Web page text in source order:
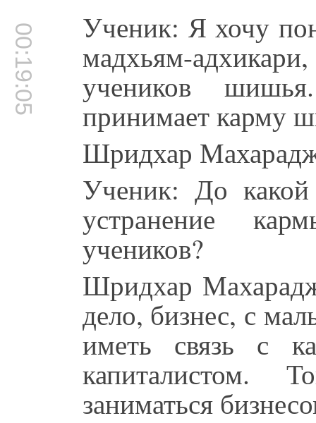
00:19:05 Ученик: Я хочу
мадхьям-
учеников
принимает карму
Шридхар
Ученик: До какой
устранение
учеников?
Шридхар
дело, бизнес, с
иметь связь с
капиталистом.
заниматься